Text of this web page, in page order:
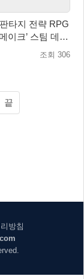
타지 전략 RPG
이크’ 스팀 데모
조회 306
끝
방침